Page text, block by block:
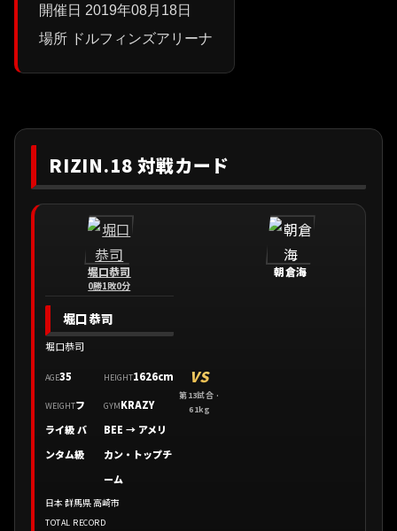
開催日 2019年08月18日
場所 ドルフィンズアリーナ
RIZIN.18 対戦カード
堀口恭司
0勝1敗0分
堀口恭司
堀口恭司
AGE35 HEIGHT1626cm
WEIGHTフ
ライ級 バ
ンタム級
GYMKRAZY
BEE → アメリ
カン・トップチ
ーム
日本 群馬県 高崎市
TOTAL RECORD
VS
第13試合 ·
61kg
朝倉海